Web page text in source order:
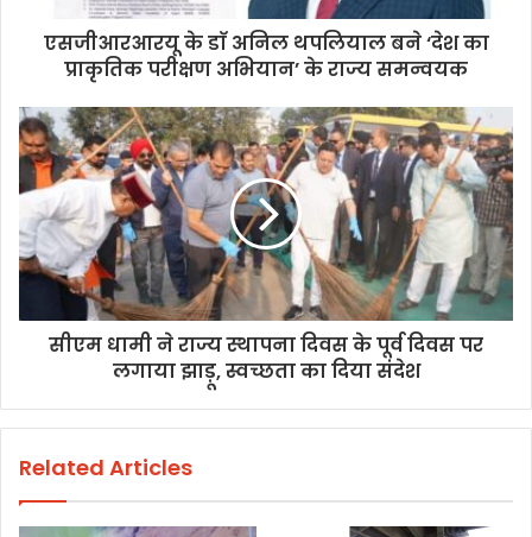
एसजीआरआरयू के डाॅ अनिल थपलियाल बने ‘देश का
प्राकृतिक परीक्षण अभियान’ के राज्य समन्वयक
सीएम धामी ने राज्य स्थापना दिवस के पूर्व दिवस पर
लगाया झाड़ू, स्वच्छता का दिया संदेश
Related Articles